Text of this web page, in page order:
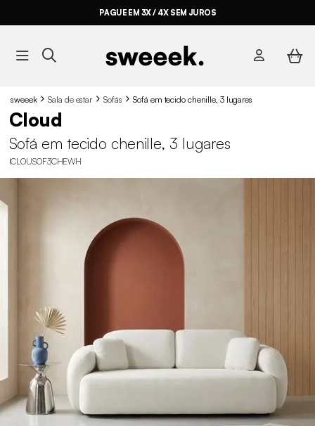
PAGUE EM 3X / 4X SEM JUROS
sweeek Sala de estar Sofás Sofá em tecido chenille, 3 lugares
Cloud
Sofá em tecido chenille, 3 lugares
ICLOUSOF3CHEWH